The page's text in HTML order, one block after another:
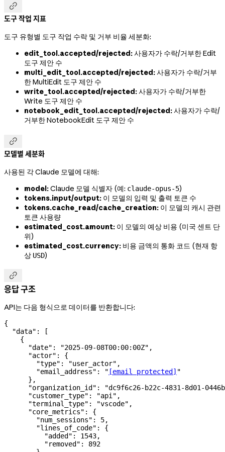

도구 작업 지표
도구 유형별 도구 작업 수락 및 거부 비율 세분화:
edit_tool.accepted/rejected:사용자가 수락/거부한 Edit
도구 제안 수
multi_edit_tool.accepted/rejected:사용자가 수락/거부
한 MultiEdit 도구 제안 수
write_tool.accepted/rejected:사용자가 수락/거부한
Write 도구 제안 수
notebook_edit_tool.accepted/rejected:사용자가 수락/
거부한 NotebookEdit 도구 제안 수

모델별 세분화
사용된 각 Claude 모델에 대해:
model:Claude 모델 식별자 (예: claude-opus-5)
tokens.input/output: 이 모델의 입력 및 출력 토큰 수
tokens.cache_read/cache_creation: 이 모델의 캐시 관련
토큰 사용량
estimated_cost.amount: 이 모델의 예상 비용 (미국 센트 단
위)
estimated_cost.currency: 비용 금액의 통화 코드 (현재 항
상 USD)

응답 구조
API는 다음 형식으로 데이터를 반환합니다:
{
  "data"
: [
    {
      "date"
: "2025-09-08T00:00:00Z" ,
      "actor"
: {
        "type"
: "user_actor" ,
        "email_address"
: " [email protected] "
      },
      "organization_id"
:
"dc9f6c26-b22c-4831-8d01-
      "customer_type"
: "api" ,
      "terminal_type"
: "vscode" ,
      "core_metrics"
: {
        "num_sessions"
: 5,
        "lines_of_code"
: {
          "added"
: 1543,
          "removed"
: 892